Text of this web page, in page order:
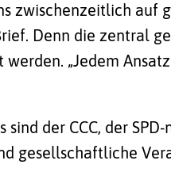
zwischenzeitlich
Denn die zentral
„Jedem
der CCC, der
gesellschaftliche